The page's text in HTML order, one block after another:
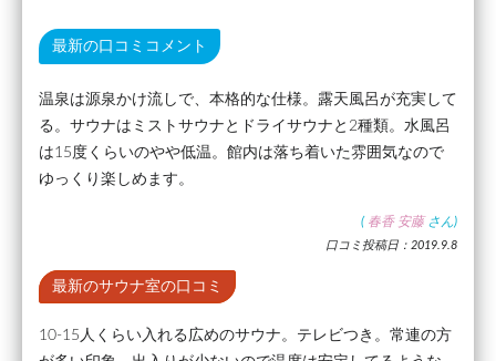
最新の口コミコメント
温泉は源泉かけ流しで、本格的な仕様。露天風呂が充実して
る。サウナはミストサウナとドライサウナと2種類。水風呂
は15度くらいのやや低温。館内は落ち着いた雰囲気なので
ゆっくり楽しめます。
( 春香 安藤 さん)
口コミ投稿日：2019.9.8
最新のサウナ室の口コミ
10-15人くらい入れる広めのサウナ。テレビつき。常連の方